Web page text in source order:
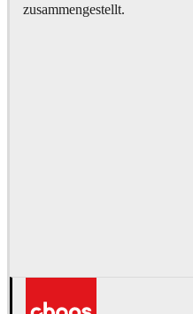
zusammengestellt.